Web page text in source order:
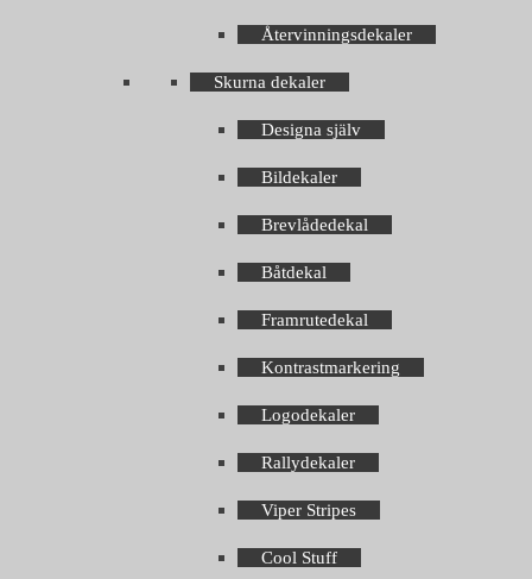
Återvinningsdekaler
Skurna dekaler
Designa själv
Bildekaler
Brevlådedekal
Båtdekal
Framrutedekal
Kontrastmarkering
Logodekaler
Rallydekaler
Viper Stripes
Cool Stuff